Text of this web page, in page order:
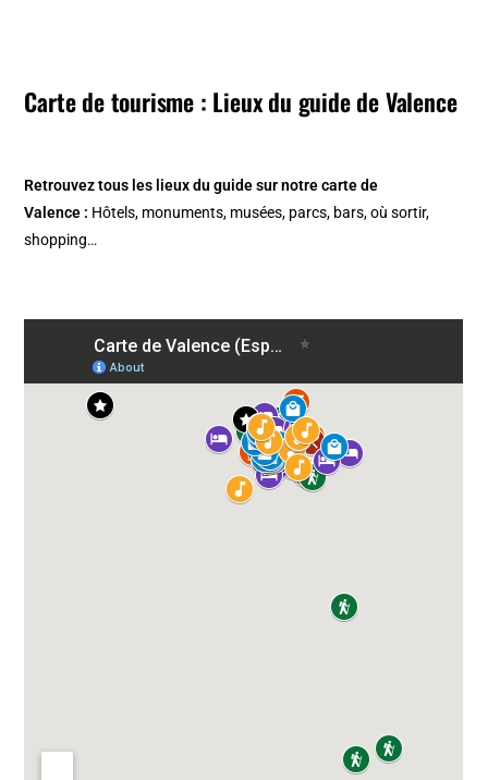
Carte de tourisme : Lieux du guide de Valence
Retrouvez tous les lieux du guide sur notre carte de
Valence : Hôtels, monuments, musées, parcs, bars, où sortir,
shopping…